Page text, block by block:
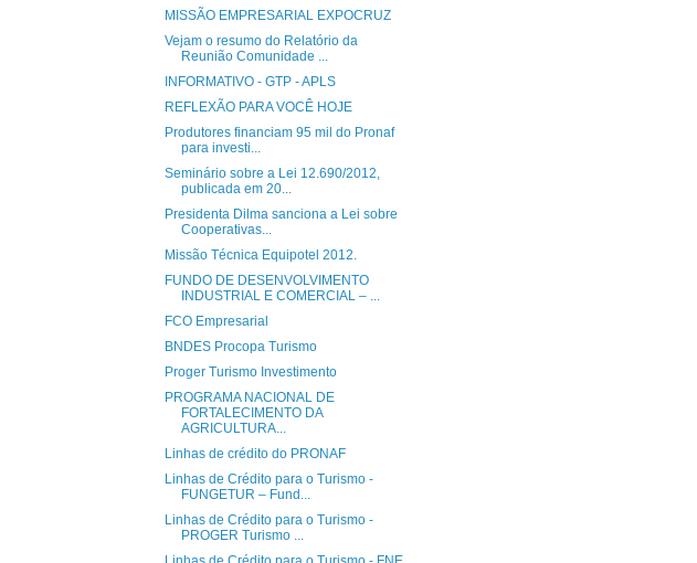
MISSÃO EMPRESARIAL EXPOCRUZ
Vejam o resumo do Relatório da
Reunião Comunidade ...
INFORMATIVO - GTP - APLS
REFLEXÃO PARA VOCÊ HOJE
Produtores financiam 95 mil do Pronaf
para investi...
Seminário sobre a Lei 12.690/2012,
publicada em 20...
Presidenta Dilma sanciona a Lei sobre
Cooperativas...
Missão Técnica Equipotel 2012.
FUNDO DE DESENVOLVIMENTO
INDUSTRIAL E COMERCIAL – ...
FCO Empresarial
BNDES Procopa Turismo
Proger Turismo Investimento
PROGRAMA NACIONAL DE
FORTALECIMENTO DA
AGRICULTURA...
Linhas de crédito do PRONAF
Linhas de Crédito para o Turismo -
FUNGETUR – Fund...
Linhas de Crédito para o Turismo -
PROGER Turismo ...